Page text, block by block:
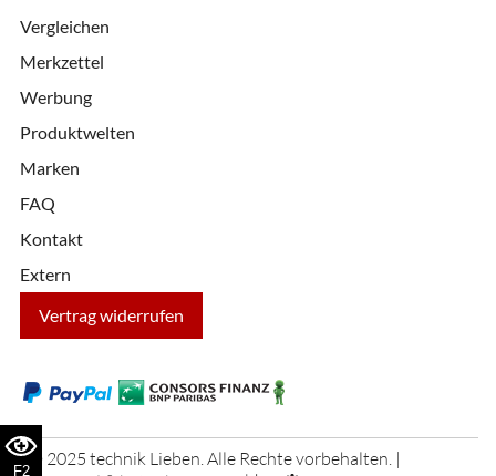
F2
Vergleichen
Merkzettel
Werbung
Produktwelten
Marken
FAQ
Kontakt
Extern
Vertrag widerrufen
© 2025 technik Lieben. Alle Rechte vorbehalten. |